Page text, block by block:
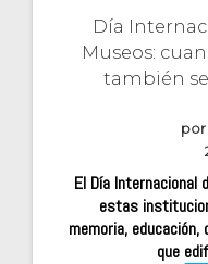
Día
Museos:
también
por
El Día
estas
memoria,
que